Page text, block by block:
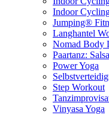
Indoor
Jumping®
Langhantel
Nomad Body
Paartanz:
Power Yoga
Step Workout
Vinyasa Yoga